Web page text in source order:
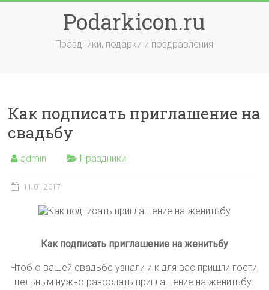
Podarkicon.ru
Праздники, подарки и поздравления
Как подписать приглашение на
свадьбу
admin Праздники
11.01.2017
Как подписать приглашение на женитьбу
Чтоб о вашей свадьбе узнали и к для вас пришли гости,
цельным нужно разослать приглашение на женитьбу.